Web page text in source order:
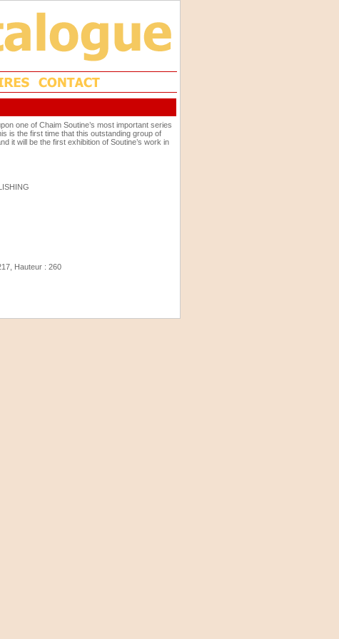
one of Chaim Soutine’s most important series
is the first time that this outstanding group of
it will be the first exhibition of Soutine’s work in
Hauteur : 260